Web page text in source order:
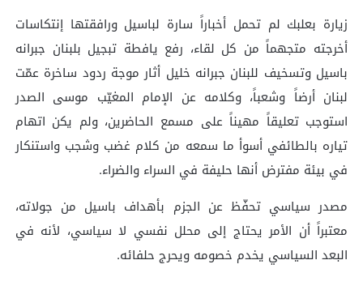
زيارة بعلبك لم تحمل أخباراً سارة لباسيل ورافقتها إنتكاسات
أخرجته متجهماً من كل لقاء، رفع يافطة تبجيل بلبنان جبرانه
باسيل وتسخيف للبنان جبرانه خليل أثار موجة ردود ساخرة عمّت
لبنان أرضاً وشعباً، وكلامه عن الإمام المغيّب موسى الصدر
استوجب تعليقاً مهيناً على مسمع الحاضرين، ولم يكن اتهام
تياره بالطائفي أسوأ ما سمعه من كلام غضب وشجب واستنكار
في بيئة مفترض أنها حليفة في السراء والضراء.
مصدر سياسي تحفّظ عن الجزم بأهداف باسيل من جولاته،
معتبراً أن الأمر يحتاج إلى محلل نفسي لا سياسي، لأنه في
البعد السياسي يخدم خصومه ويحرج حلفائه.